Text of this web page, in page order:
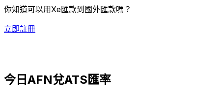
你知道可以用Xe匯款到國外匯款嗎？
立即註冊
今日AFN兌ATS匯率